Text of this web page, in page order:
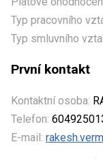
Typ pracovního
Typ smluvního
První kontakt
Kontaktní osoba:
Telefon:
E-mail: